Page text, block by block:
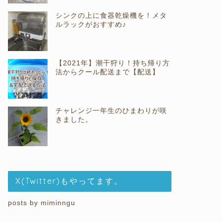
シンクの上に食器乾燥機を！メタ
ルラックがおすすめ♪
【2021年】潮干狩り！持ち帰り方
法からクール配送まで【配送】
チャレンジ一年生のひまわりが咲
きました。
X(Twitter)もやってます。
posts by miminngu